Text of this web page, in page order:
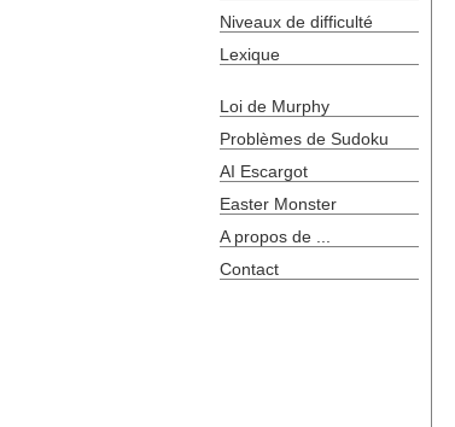
Niveaux de difficulté
Lexique
Loi de Murphy
Problèmes de Sudoku
AI Escargot
Easter Monster
A propos de ...
Contact